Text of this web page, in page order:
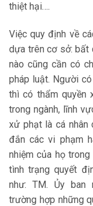
thiệt hại….
Việc quy định về
dựa trên cơ sở: bất
nào cũng cần có
pháp luật. Người
thì có thẩm quyền
trong ngành, lĩnh
xử phạt là cá
đắn các vi phạm
nhiệm của họ
tình trạng quyết
như: TM. Ủy ban
trường hợp những